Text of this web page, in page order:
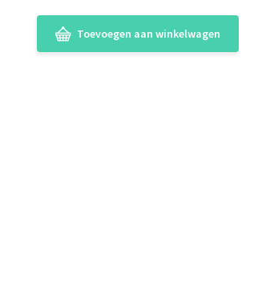
Toevoegen aan winkelwagen